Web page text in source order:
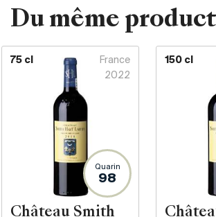
Du même
75 cl
France
2022
Quarin
98
Château Smith
150 cl